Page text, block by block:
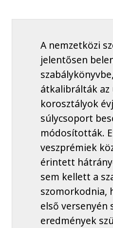
A nemzetközi
jelentősen
szabálykönyvbe,
átkalibrálták
korosztályok
súlycsoport
módosították.
veszprémiek
érintett
sem kellett a
szomorkodnia,
első versenyén
eredmények